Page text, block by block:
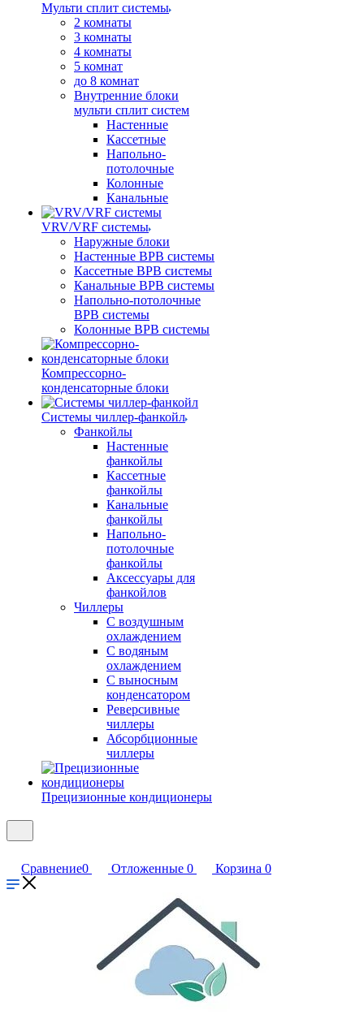
Мульти сплит системы
2 комнаты
3 комнаты
4 комнаты
5 комнат
до 8 комнат
Внутренние блоки
мульти сплит систем
Настенные
Кассетные
Напольно-
потолочные
Колонные
Канальные
VRV/VRF системы
Наружные блоки
Настенные ВРВ системы
Кассетные ВРВ системы
Канальные ВРВ системы
Напольно-потолочные
ВРВ системы
Колонные ВРВ системы
Компрессорно-
конденсаторные блоки
Системы чиллер-фанкойл
Фанкойлы
Настенные
фанкойлы
Кассетные
фанкойлы
Канальные
фанкойлы
Напольно-
потолочные
фанкойлы
Аксессуары для
фанкойлов
Чиллеры
С воздушным
охлаждением
С водяным
охлаждением
С выносным
конденсатором
Реверсивные
чиллеры
Абсорбционные
чиллеры
Прецизионные кондиционеры
Сравнение0 Отложенные 0 Корзина 0